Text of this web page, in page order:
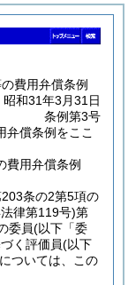
費用弁償条例
昭和31年3月31日
条例第3号
弁償条例をここ
費用弁償条例
条の2第5項の
律第119号)第
委員(以下「委
く評価員(以下
ついては、この